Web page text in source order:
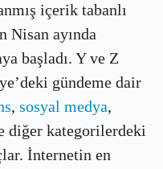
içerik tabanlı
Nisan ayında
başladı. Y ve Z
gündeme dair
, sosyal medya,
diğer kategorilerdeki
İnternetin en